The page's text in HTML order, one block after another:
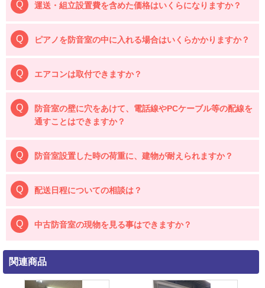
運送・組立設置費を含めた価格はいくらになりますか？
ピアノを防音室の中に入れる場合はいくらかかりますか？
エアコンは取付できますか？
防音室の壁に穴をあけて、電話線やPCケーブル等の配線を
通すことはできますか？
防音室設置した時の荷重に、建物が耐えられますか？
配送日程についての相談は？
中古防音室の現物を見る事はできますか？
関連商品